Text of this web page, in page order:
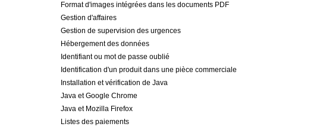
Format d'images intégrées dans les documents PDF
Gestion d'affaires
Gestion de supervision des urgences
Hébergement des données
Identifiant ou mot de passe oublié
Identification d'un produit dans une pièce commerciale
Installation et vérification de Java
Java et Google Chrome
Java et Mozilla Firefox
Listes des paiements